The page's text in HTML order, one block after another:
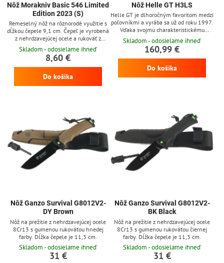
Nôž Morakniv Basic 546 Limited
Edition 2023 (S)
Remeselný nôž na rôznorodé využitie s
dĺžkou čepele 9,1 cm. Čepeľ je vyrobená
z nehrdzavejúcej ocele a rukoväť z
polyméru.
Skladom - odosielame ihneď
8,60 €
Do košíka
Nôž Helle GT H3LS
Helle GT je dlhoročným favoritom medzi
poľovníkmi a vyrába sa už od roku 1997.
Vďaka svojmu charakteristickému
vzhľadu s prvkami tradičných
škandinávskych nožov je veľmi obľúbený
takmer na celom svete. Čepeľ z
trojvstvovej laminovanej nerezovej ocele
Helle H3LSS so škandinávskym
Skladom - odosielame ihneď
160,99 €
Do košíka
Nôž Ganzo Survival G8012V2-
DY Brown
Nôž na prežitie z nehrdzavejúcej ocele
8Cr13 s gumenou rukoväťou hnedej
farby. Dĺžka čepele je 11,3 cm.
Skladom - odosielame ihneď
31 €
Nôž Ganzo Survival G8012V2-
BK Black
Nôž na prežitie z nehrdzavejúcej ocele
8Cr13 s gumenou rukoväťou čiernej
farby. Dĺžka čepele je 11,3 cm.
Skladom - odosielame ihneď
31 €